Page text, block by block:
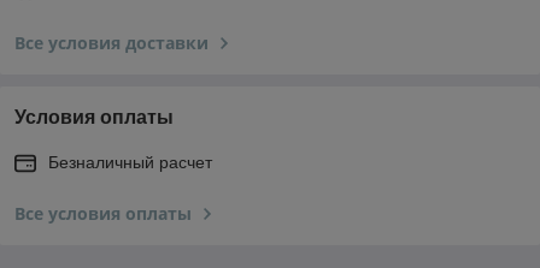
Все условия доставки
Условия оплаты
Безналичный расчет
Все условия оплаты